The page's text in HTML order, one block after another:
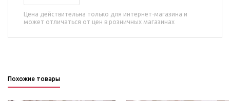
Цена действительна только для интернет-магазина и
может отличаться от цен в розничных магазинах
Похожие товары